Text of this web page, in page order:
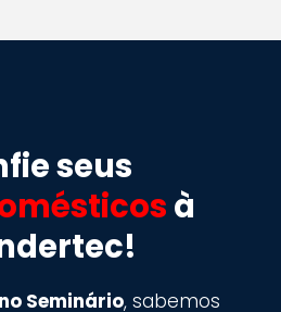
seus
à
Seminário, sabemos